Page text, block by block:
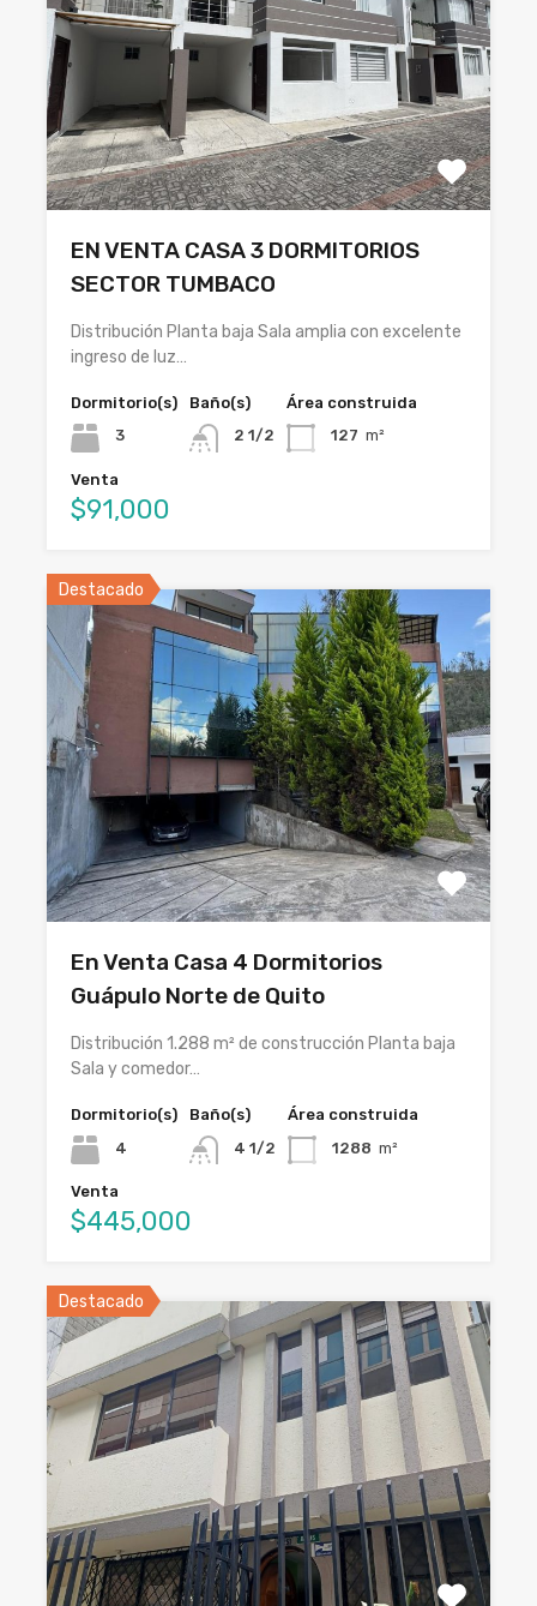
EN VENTA CASA 3 DORMITORIOS
SECTOR TUMBACO
Distribución Planta baja Sala amplia con excelente
ingreso de luz…
Dormitorio(s)
3
Baño(s)
2 1/2
Área construida
127 m²
Venta
$91,000
Destacado
En Venta Casa 4 Dormitorios
Guápulo Norte de Quito
Distribución 1.288 m² de construcción Planta baja
Sala y comedor…
Dormitorio(s)
4
Baño(s)
4 1/2
Área construida
1288 m²
Venta
$445,000
Destacado